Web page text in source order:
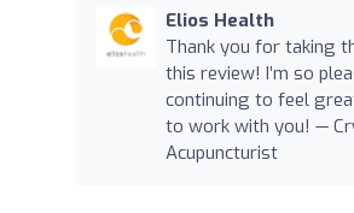
Elios Health
Thank you for taking
this review! I’m so
continuing to feel
to work with you! —
Acupuncturist